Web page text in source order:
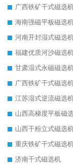
广西铁矿干式磁选
海南强磁平板磁选
河南开封湿式磁选
福建优质河沙磁选
甘肃湿式永磁磁选
广西铁矿干式磁选
江苏湿式逆流磁选
山西高梯度平板磁
山西干粉立式磁选
重庆铁矿干式磁选
济南干式磁选机